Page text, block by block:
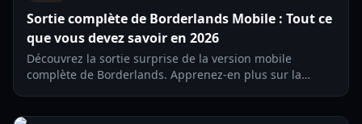
Sortie complète de Borderlands Mobile : Tout ce
que vous devez savoir en 2026
Découvrez la sortie surprise de la version mobile
complète de Borderlands. Apprenez-en plus sur la